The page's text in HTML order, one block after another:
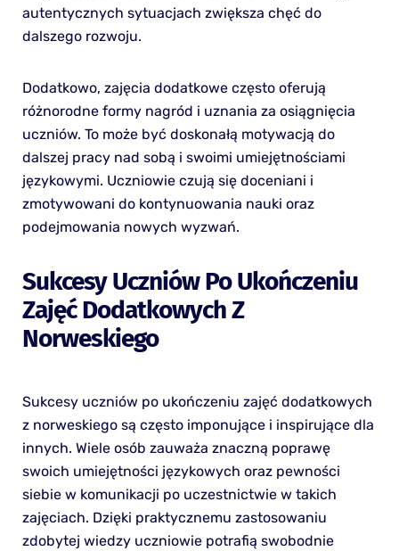
autentycznych sytuacjach zwiększa chęć do
dalszego rozwoju.
Dodatkowo, zajęcia dodatkowe często oferują
różnorodne formy nagród i uznania za osiągnięcia
uczniów. To może być doskonałą motywacją do
dalszej pracy nad sobą i swoimi umiejętnościami
językowymi. Uczniowie czują się doceniani i
zmotywowani do kontynuowania nauki oraz
podejmowania nowych wyzwań.
Sukcesy Uczniów Po Ukończeniu
Zajęć Dodatkowych Z
Norweskiego
Sukcesy uczniów po ukończeniu zajęć dodatkowych
z norweskiego są często imponujące i inspirujące dla
innych. Wiele osób zauważa znaczną poprawę
swoich umiejętności językowych oraz pewności
siebie w komunikacji po uczestnictwie w takich
zajęciach. Dzięki praktycznemu zastosowaniu
zdobytej wiedzy uczniowie potrafią swobodnie